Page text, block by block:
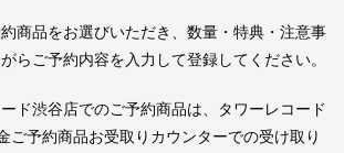
商品をお選びいただき、数量・特典・注意事
らご予約内容を入力して登録してください。
ド渋谷店でのご予約商品は、タワーレコード
ご予約商品お受取りカウンターでの受け取り